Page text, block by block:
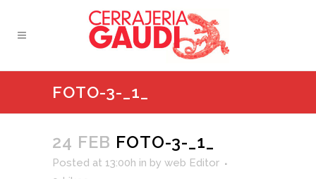
FOTO-3-_1_
24 FEB FOTO-3-_1_
Posted at 13:00h in by web Editor